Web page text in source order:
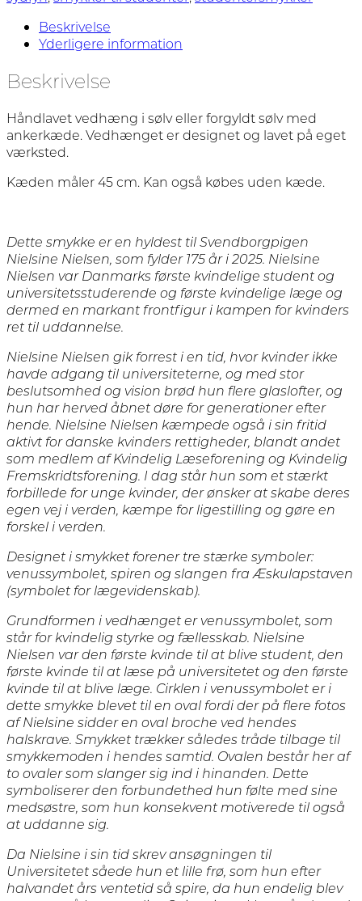
Beskrivelse
Yderligere information
Beskrivelse
Håndlavet vedhæng i sølv eller forgyldt sølv med
ankerkæde. Vedhænget er designet og lavet på eget
værksted.
Kæden måler 45 cm. Kan også købes uden kæde.
Dette smykke er en hyldest til Svendborgpigen
Nielsine Nielsen, som fylder 175 år i 2025. Nielsine
Nielsen var Danmarks første kvindelige student og
universitetsstuderende og første kvindelige læge og
dermed en markant frontfigur i kampen for kvinders
ret til uddannelse.
Nielsine Nielsen gik forrest i en tid, hvor kvinder ikke
havde adgang til universiteterne, og med stor
beslutsomhed og vision brød hun flere glaslofter, og
hun har herved åbnet døre for generationer efter
hende. Nielsine Nielsen kæmpede også i sin fritid
aktivt for danske kvinders rettigheder, blandt andet
som medlem af Kvindelig Læseforening og Kvindelig
Fremskridtsforening. I dag står hun som et stærkt
forbillede for unge kvinder, der ønsker at skabe deres
egen vej i verden, kæmpe for ligestilling og gøre en
forskel i verden.
Designet i smykket forener tre stærke symboler:
venussymbolet, spiren og slangen fra Æskulapstaven
(symbolet for lægevidenskab).
Grundformen i vedhænget er venussymbolet, som
står for kvindelig styrke og fællesskab. Nielsine
Nielsen var den første kvinde til at blive student, den
første kvinde til at læse på universitetet og den første
kvinde til at blive læge. Cirklen i venussymbolet er i
dette smykke blevet til en oval fordi der på flere fotos
af Nielsine sidder en oval broche ved hendes
halskrave. Smykket trækker således tråde tilbage til
smykkemoden i hendes samtid. Ovalen består her af
to ovaler som slanger sig ind i hinanden. Dette
symboliserer den forbundethed hun følte med sine
medsøstre, som hun konsekvent motiverede til også
at uddanne sig.
Da Nielsine i sin tid skrev ansøgningen til
Universitetet såede hun et lille frø, som hun efter
halvandet års ventetid så spire, da hun endelig blev